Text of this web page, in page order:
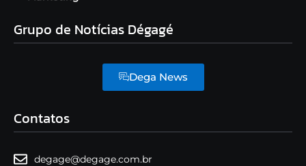
Grupo de Notícias Dégagé
Dega News
Contatos
degage@degage.com.br